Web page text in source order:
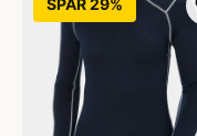
SPAR 29%